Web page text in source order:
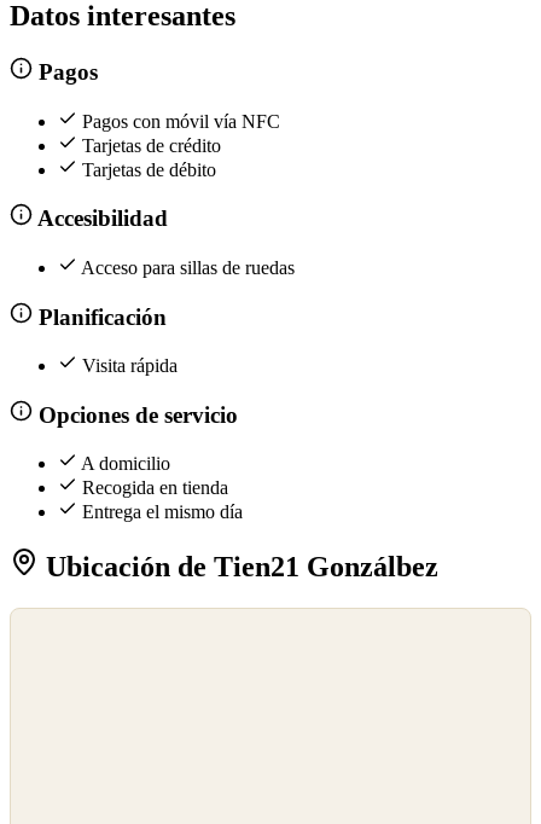
Datos interesantes
Pagos
Pagos con móvil vía NFC
Tarjetas de crédito
Tarjetas de débito
Accesibilidad
Acceso para sillas de ruedas
Planificación
Visita rápida
Opciones de servicio
A domicilio
Recogida en tienda
Entrega el mismo día
Ubicación de Tien21 Gonzálbez